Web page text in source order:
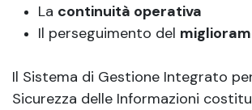
La continuità operativa
Il perseguimento del
Il Sistema di Gestione Integrato
Sicurezza delle Informazioni